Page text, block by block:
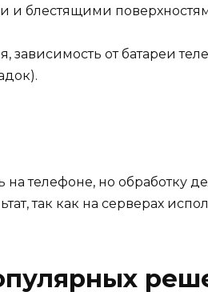
и блестящими
зависимость от батареи
телефоне, но обработку
так как на серверах